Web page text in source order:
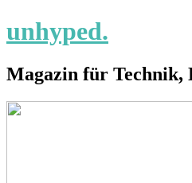
unhyped.
Magazin für Technik,